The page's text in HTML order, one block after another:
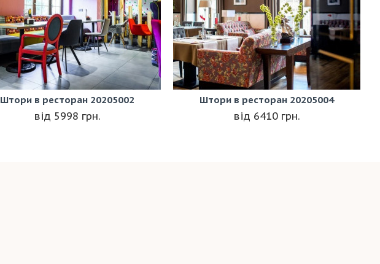
Штори в ресторан 20205002
5998 грн.
Штори в ресторан 20205004
6410 грн.